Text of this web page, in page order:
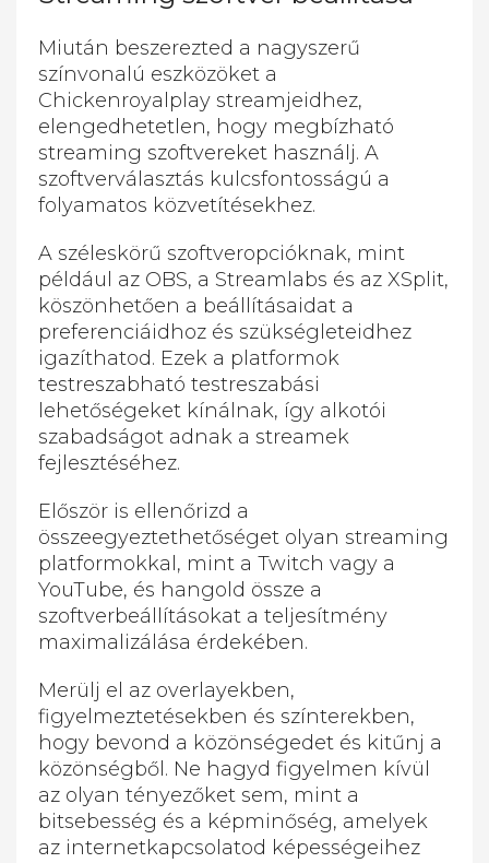
Miután beszerezted a nagyszerű
színvonalú eszközöket a
Chickenroyalplay streamjeidhez,
elengedhetetlen, hogy megbízható
streaming szoftvereket használj. A
szoftverválasztás kulcsfontosságú a
folyamatos közvetítésekhez.
A széleskörű szoftveropcióknak, mint
például az OBS, a Streamlabs és az XSplit,
köszönhetően a beállításaidat a
preferenciáidhoz és szükségleteidhez
igazíthatod. Ezek a platformok
testreszabható testreszabási
lehetőségeket kínálnak, így alkotói
szabadságot adnak a streamek
fejlesztéséhez.
Először is ellenőrizd a
összeegyeztethetőséget olyan streaming
platformokkal, mint a Twitch vagy a
YouTube, és hangold össze a
szoftverbeállításokat a teljesítmény
maximalizálása érdekében.
Merülj el az overlayekben,
figyelmeztetésekben és színterekben,
hogy bevond a közönségedet és kitűnj a
közönségből. Ne hagyd figyelmen kívül
az olyan tényezőket sem, mint a
bitsebesség és a képminőség, amelyek
az internetkapcsolatod képességeihez